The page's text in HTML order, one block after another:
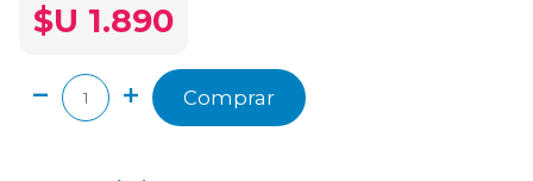
$U 1.890
Comprar